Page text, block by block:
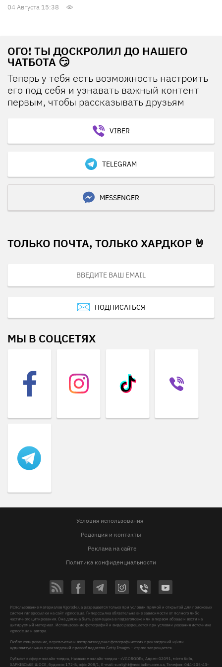
04 Августа 15:38
ОГО! ТЫ ДОСКРОЛИЛ ДО НАШЕГО
ЧАТБОТА 😏
Теперь у тебя есть возможность настроить
его под себя и узнавать важный контент
первым, чтобы рассказывать друзьям
VIBER
TELEGRAM
MESSENGER
ТОЛЬКО ПОЧТА, ТОЛЬКО ХАРДКОР 🤘
ПОДПИСАТЬСЯ
МЫ В СОЦСЕТЯХ
Условия использования
Редакция и контакты
Реклама на сайте
Политика конфиденциальности
Использование материалов Vgorode.ua разрешается только при условии прямой и открытой для поисковых
систем гиперссылки на сайт vgorode.ua. Гиперссылка обязательна вне зависимости от полного либо
частичного цитирования. Она должна быть размещена в подзаголовке или в первом абзаце и вести на
цитируемый материал. Использование фотографий и видео разрешается при условии указания источника
vgorode.ua и автора.
Любое копирование, перепечатка и воспроизведение фотографических произведений и/или
аудиовизуальных произведений правообладателя Getty Images – строго запрещается.
Субъект в сфере онлайн-медиа, Название онлайн-медиа - «VGORODE», Адрес: 02091, місто Київ,
ХАРКІВСЬКЕ ШОСЕ, будинок 172-Б, офіс 208/1, E-mail:sunlight@mediadim.com.ua, Телефон: 044-205-43-